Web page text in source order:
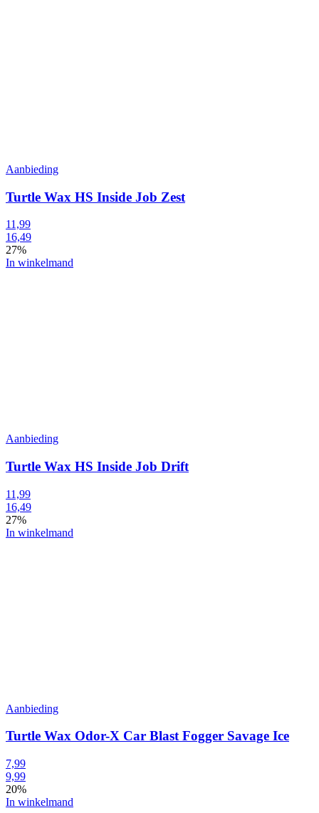
Aanbieding
Turtle Wax HS Inside Job Zest
11,99
16,49
27%
In winkelmand
Aanbieding
Turtle Wax HS Inside Job Drift
11,99
16,49
27%
In winkelmand
Aanbieding
Turtle Wax Odor-X Car Blast Fogger Savage Ice
7,99
9,99
20%
In winkelmand